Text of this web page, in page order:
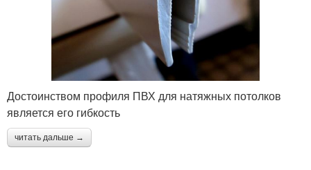
Достоинством профиля ПВХ для натяжных потолков
является его гибкость
читать дальше →